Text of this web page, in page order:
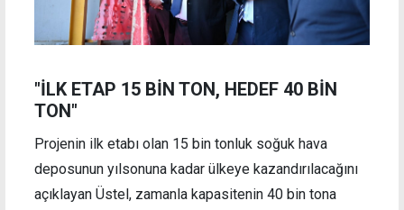
"İLK ETAP 15 BİN TON, HEDEF 40 BİN
TON"
Projenin ilk etabı olan 15 bin tonluk soğuk hava
deposunun yılsonuna kadar ülkeye kazandırılacağını
açıklayan Üstel, zamanla kapasitenin 40 bin tona